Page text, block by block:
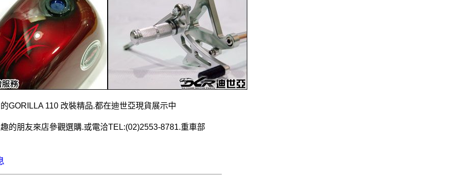
GORILLA 110 改裝精品.都在迪世亞現貨展示中
的朋友來店參觀選購.或電洽TEL:(02)2553-8781.重車部